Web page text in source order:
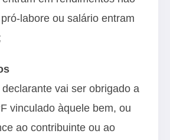
labore ou salário entram
vai ser obrigado a
vinculado àquele bem, ou
ao contribuinte ou ao